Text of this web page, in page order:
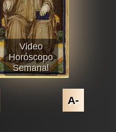
Video
Horóscopo
Semanal
A-